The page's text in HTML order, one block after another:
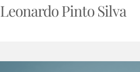
Leonardo Pinto Silva